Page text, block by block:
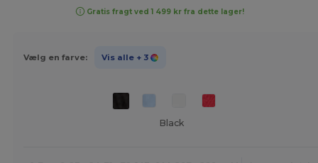
Gratis fragt ved 1 499 kr fra dette lager!
Vælg en farve: Vis alle + 3
Black